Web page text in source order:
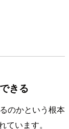
きる
のかという根本
います。